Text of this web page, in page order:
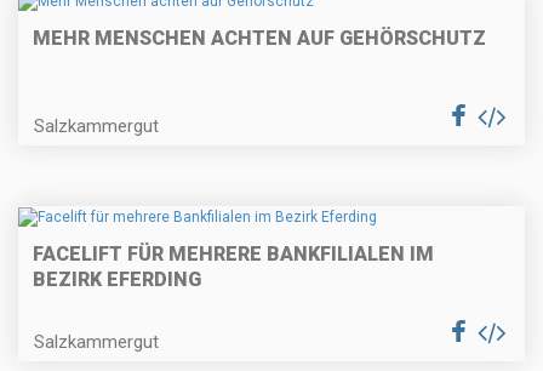
MEHR MENSCHEN ACHTEN AUF GEHÖRSCHUTZ
Salzkammergut
FACELIFT FÜR MEHRERE BANKFILIALEN IM
BEZIRK EFERDING
Salzkammergut